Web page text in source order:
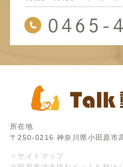
所在地
〒250-0216 神奈川県小田原市
＞サイトマップ